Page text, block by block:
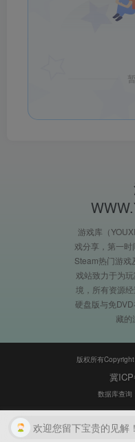
游戏库（
戏分享，第一时
Steam热门游
戏站致力于为
境，所有资源
硬盘版与免
藏的
版权所有
冀
数据库查询
欢迎您留下宝贵的见解！